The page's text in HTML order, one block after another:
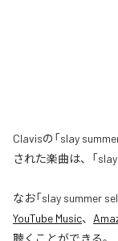
Clavisの「slay
された楽曲は、「
なお「slay summer
YouTube Music、
聴くことができる。